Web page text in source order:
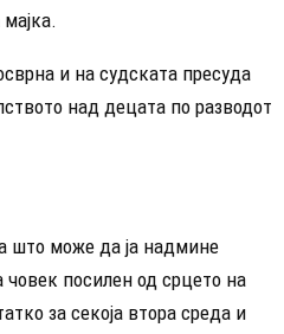
и на судската пресуда
над децата по разводот
што може да ја надмине
посилен од срцето на
за секоја втора среда и